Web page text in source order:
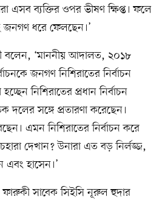
এসব ব্যক্তির ওপর ভীষণ ক্ষিপ্ত। ফলে
জনগণ ধরে ফেলছেন।’
বলেন, ‘মাননীয় আদালত, ২০১৮
জনগণ নিশিরাতের নির্বাচন
নিশিরাতের প্রধান নির্বাচন
দলের সঙ্গে প্রতারণা করেছেন।
এমন নিশিরাতের নির্বাচন করে
দেখান? উনারা এত বড় নির্লজ্জ,
হাসেন।’
সাবেক সিইসি নূরুল হুদার